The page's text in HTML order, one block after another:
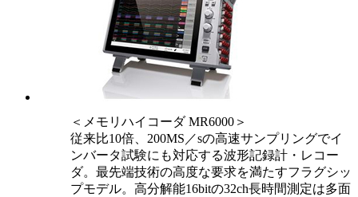
＜メモリハイコーダ MR6000＞
従来比10倍、200MS／sの高速サンプリングでイ
ンバータ試験にも対応する波形記録計・レコー
ダ。最先端技術の高度な要求を満たすフラグシッ
プモデル。高分解能16bitの32ch長時間測定は多面